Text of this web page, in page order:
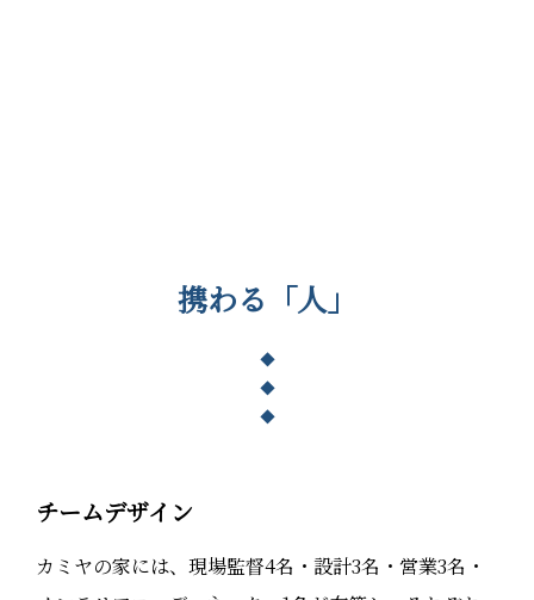
携わる「人」
◆
◆
◆
チームデザイン
カミヤの家には、現場監督4名・設計3名・営業3名・